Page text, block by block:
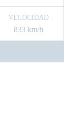
VELOCIDAD
833 km/h